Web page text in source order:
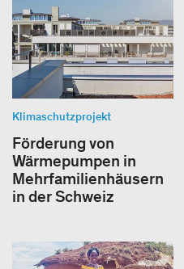
Klimaschutzprojekt
Förderung von
Wärmepumpen in
Mehrfamilienhäusern
in der Schweiz